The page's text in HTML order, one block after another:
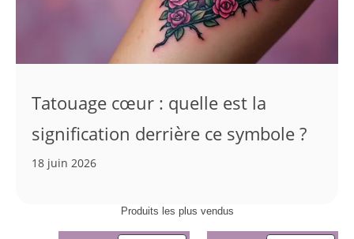
Tatouage cœur : quelle est la
signification derrière ce symbole ?
18 juin 2026
Produits les plus vendus